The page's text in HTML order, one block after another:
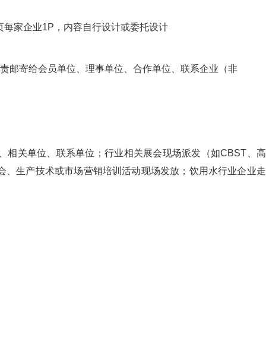
家企业1P，内容自行设计或委托设计
邮寄给会员单位、理事单位、合作单位、联系企业（非
相关单位、联系单位；行业相关展会现场派发（如CBST、高
生产技术或市场营销培训活动现场发放；饮用水行业企业走